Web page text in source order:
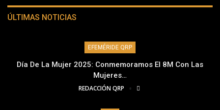
ÚLTIMAS NOTICIAS
EFEMÉRIDE QRP
Día De La Mujer 2025: Conmemoramos El 8M Con Las
Mujeres…
REDACCIÓN QRP